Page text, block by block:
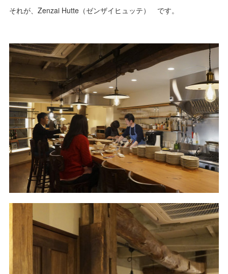
それが、Zenzai Hutte（ゼンザイヒュッテ） です。